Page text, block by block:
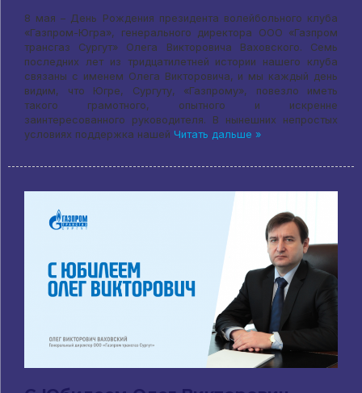
8 мая – День Рождения президента волейбольного клуба
«Газпром-Югра», генерального директора ООО «Газпром
трансгаз Сургут» Олега Викторовича Ваховского. Семь
последних лет из тридцатилетней истории нашего клуба
связаны с именем Олега Викторовича, и мы каждый день
видим, что Югре, Сургуту, «Газпрому», повезло иметь
такого грамотного, опытного и искренне
заинтересованного руководителя. В нынешних непростых
условиях поддержка нашей Читать дальше »